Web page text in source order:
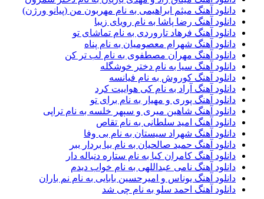
دانلود آهنگ میثم ابراهیمی به نام مهربون من (پیانو ورژن)
دانلود آهنگ رضا پاشا به نام رویای زیبا
دانلود آهنگ فرهاد تاروردی به نام تماشای تو
دانلود آهنگ شهرام معصومیان به نام پناه
دانلود آهنگ مهران مصطفوی به نام لب تر کن
دانلود آهنگ سیا به نام دختر خوشگله
دانلود آهنگ کوروش به نام فیانسه
دانلود آهنگ آراد به نام کی هواییت کرد
دانلود آهنگ پوری و مهیار به نام برای تو
دانلود آهنگ شاهین میری و سپهر خلسه به نام تراپی
دانلود آهنگ امید سلطانی به نام تقاص
دانلود آهنگ شهراد سیستان به نام بی وفا
دانلود آهنگ حمید صالحیان به نام بیا بردار ببر
دانلود آهنگ کامران کیا به نام ستاره دنباله دار
دانلود آهنگ نامی عبداللهی به نام خواب دیدم
دانلود آهنگ یوناس و امیرحسین بابایی به نام نم باران
دانلود آهنگ احمد سلو به نام چی شد